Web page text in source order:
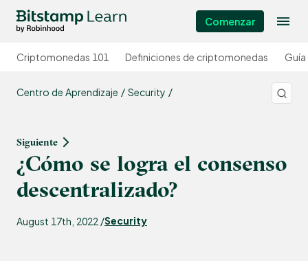
Comenzar
Criptomonedas 101 Definiciones de criptomonedas
Centro de Aprendizaje Security
Siguiente
¿Cómo se logra el consenso
descentralizado?
August 17th, 2022 /Security